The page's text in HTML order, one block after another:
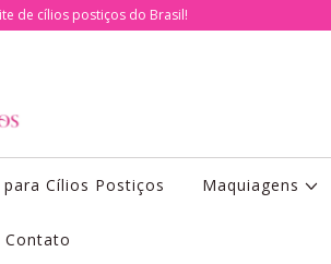
de cílios postiços do Brasil!
para Cílios Postiços Maquiagens
Contato